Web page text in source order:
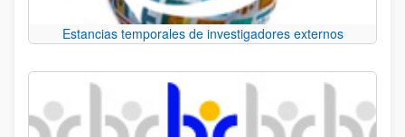
Estancias temporales de investigadores externos